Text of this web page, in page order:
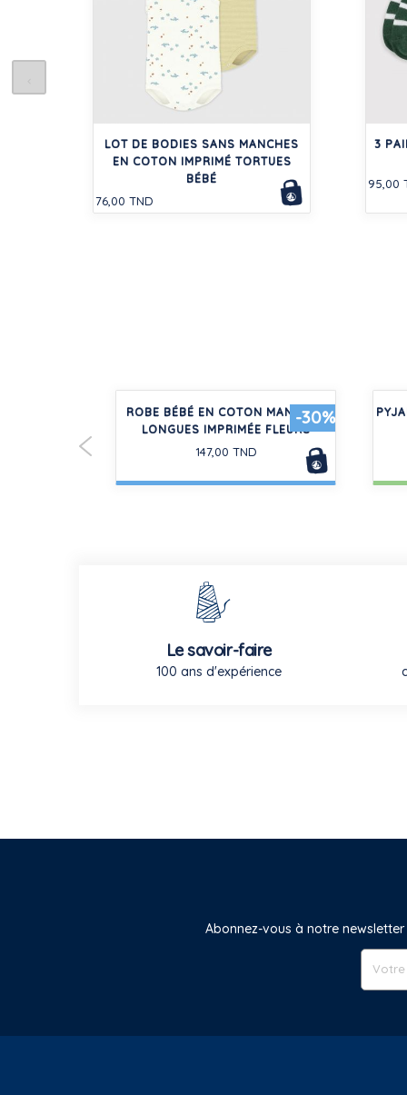
LOT DE BODIES SANS MANCHES
EN COTON IMPRIMÉ TORTUES
BÉBÉ
76,00 TND
3
95,00
-30%
ROBE BÉBÉ EN COTON MANCHES
LONGUES IMPRIMÉE FLEURS
147,00 TND
Le savoir-faire
100 ans d'expérience
Abonnez-vous à notre